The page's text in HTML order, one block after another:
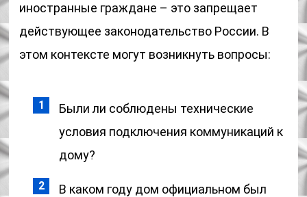
иностранные граждане – это запрещает
действующее законодательство России. В
этом контексте могут возникнуть вопросы:
Были ли соблюдены технические
условия подключения коммуникаций к
дому?
В каком году дом официальном был